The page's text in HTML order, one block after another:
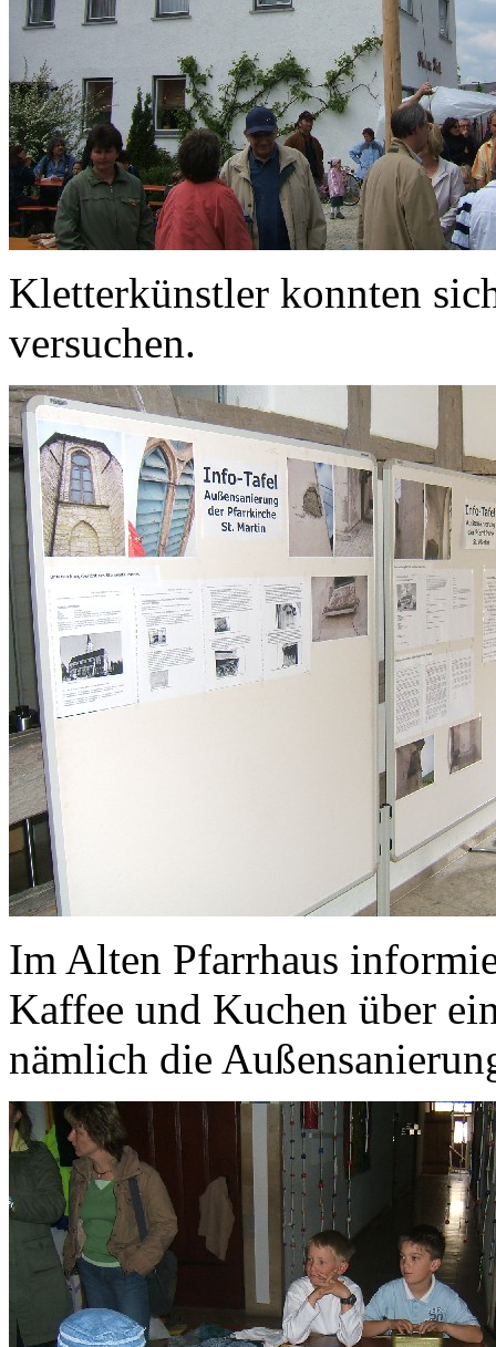
Kletterkünstler konnten
versuchen.
Im Alten Pfarrhaus
Kaffee und Kuchen über
nämlich die